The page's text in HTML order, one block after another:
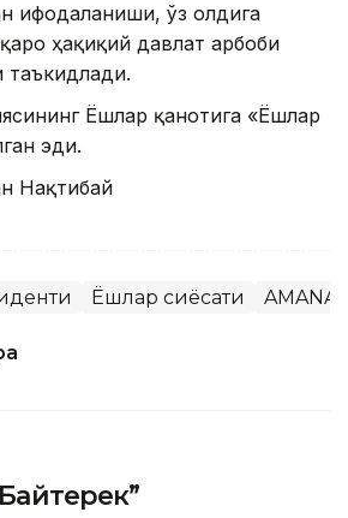
ифодаланиши, ўз олдига
ҳақиқий давлат арбоби
Ёшлар қанотига «Ёшлар
эди.
Нақтибай
Ёшлар сиёсати